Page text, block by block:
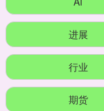
进展
行业
期货